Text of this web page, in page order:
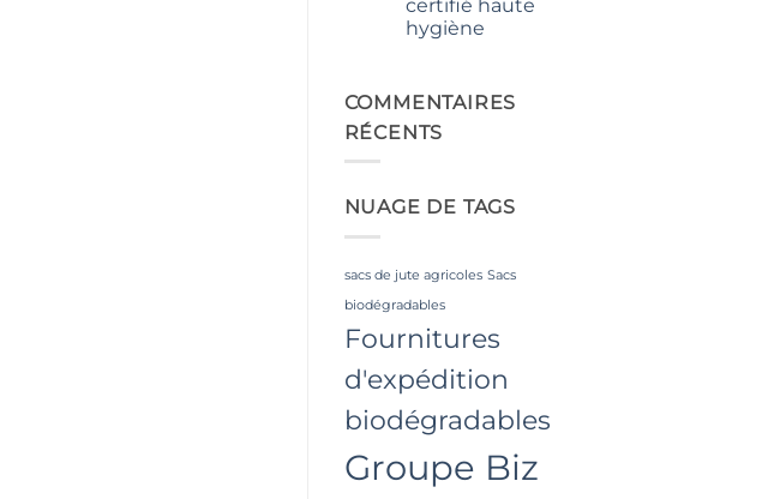
Laminated
PP
Woven
Sourcing
from
a
Premier
in
Bangladesh
certifié haute
hygiène
Food
Grade
FIBC
Bag:
Bulk
COMMENTAIRES
RÉCENTS
NUAGE DE TAGS
sacs de jute agricoles Sacs
biodégradables
Fournitures
d'expédition
biodégradables
Groupe Biz